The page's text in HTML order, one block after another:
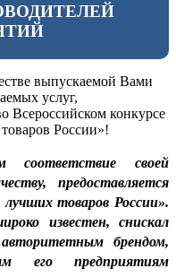
выпускаемой Вами
услуг,
Всероссийском конкурсе
России»!
соответствие своей
предоставляется
товаров России».
известен, снискал
брендом,
его предприятиям